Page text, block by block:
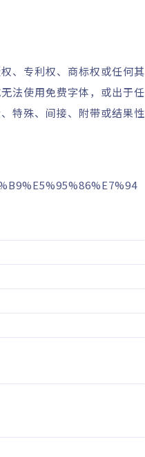
、专利权、商标权或任何其
法使用免费字体，或出于任
特殊、间接、附带或结果性